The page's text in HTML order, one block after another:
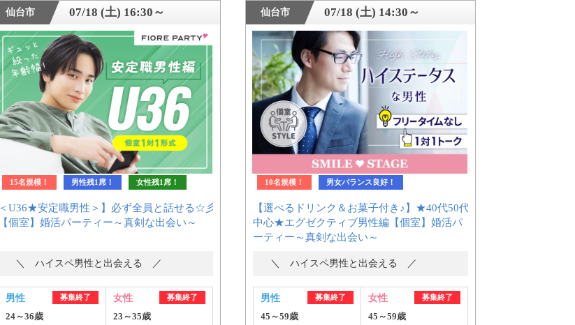
仙台市 07/18 (土) 16:30～
15名規模！ 男性残1席！ 女性残1席！
＜U36★安定職男性＞】必ず全員と話せる☆彡
【個室】婚活パーティー～真剣な出会い～
＼ ハイスペ男性と出会える ／
男性 募集終了
24～36歳
女性 募集終了
23～35歳
仙台市 07/18 (土) 14:30～
10名規模！ 男女バランス良好！
【選べるドリンク＆お菓子付き♪】★40代50代
中心★エグゼクティブ男性編【個室】婚活パ
ーティー～真剣な出会い～
＼ ハイスペ男性と出会える ／
男性 募集終了
45～59歳
女性 募集終了
45～59歳